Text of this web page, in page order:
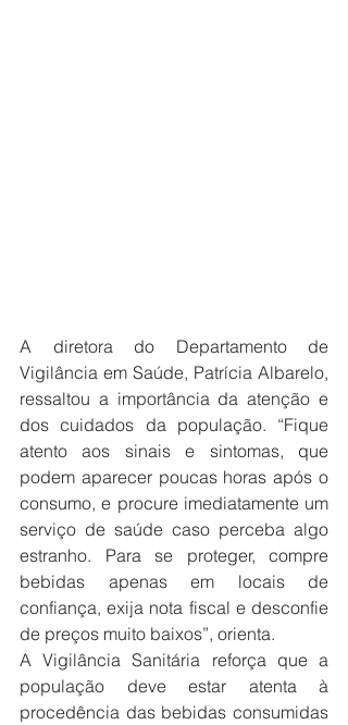
A diretora do Departamento de
Vigilância em Saúde, Patrícia Albarelo,
ressaltou a importância da atenção e
dos cuidados da população. “Fique
atento aos sinais e sintomas, que
podem aparecer poucas horas após o
consumo, e procure imediatamente um
serviço de saúde caso perceba algo
estranho. Para se proteger, compre
bebidas apenas em locais de
confiança, exija nota fiscal e desconfie
de preços muito baixos”, orienta.
A Vigilância Sanitária reforça que a
população deve estar atenta à
procedência das bebidas consumidas